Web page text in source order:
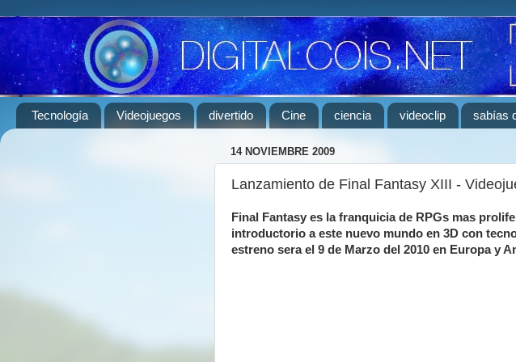
Tecnología Videojuegos divertido Cine ciencia videoclip sabías
14 NOVIEMBRE 2009
Lanzamiento de Final Fantasy XIII -
Final Fantasy es la franquicia de RPGs mas
introductorio a este nuevo mundo en 3D con
estreno sera el 9 de Marzo del 2010 en Europa y